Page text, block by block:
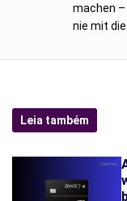
machen –
nie mit
Leia também